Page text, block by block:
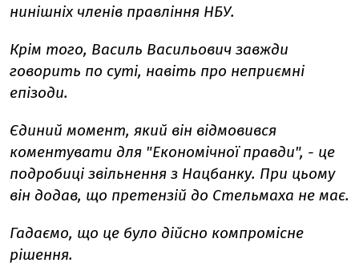
нинішніх членів правління НБУ.
Крім того, Василь Васильович завжди
говорить по суті, навіть про неприємні
епізоди.
Єдиний момент, який він відмовився
коментувати для "Економічної правди", - це
подробиці звільнення з Нацбанку. При цьому
він додав, що претензій до Стельмаха не має.
Гадаємо, що це було дійсно компромісне
рішення.